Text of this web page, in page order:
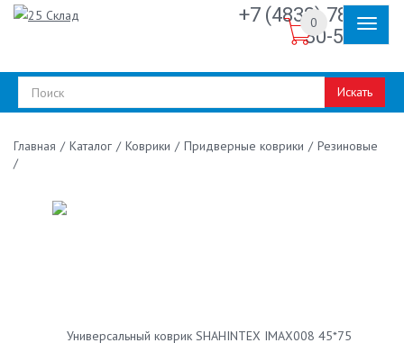
+7 (4832) 78-
30-50
Искать
0
Главная / Каталог / Коврики / Придверные коврики / Резиновые
/